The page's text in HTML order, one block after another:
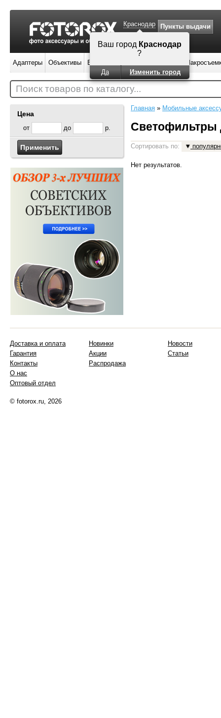
Цена
от до р.
Главная » Мобильные
Светофильтры
Сортировать по:
Нет результатов.
Краснодар
Ваш городКраснодар
Да Изменить город
Пункты выдачи
Адаптеры Объективы Вспышки
Поиск товаров по каталогу...
Доставка и оплата
Гарантия
Контакты
О нас
Оптовый отдел
Новинки
Акции
Распродажа
Новости
Статьи
© fotorox.ru, 2026